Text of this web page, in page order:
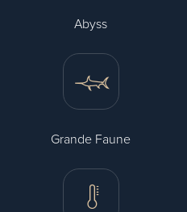
Abyss
Grande Faune